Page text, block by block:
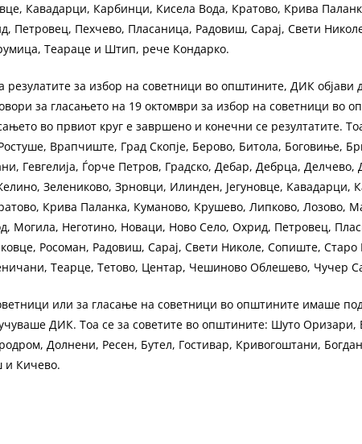
Кавадарци, Карбинци, Кисела Вода, Кратово, Крива
Петровец, Пехчево, Пласаница, Радовиш, Сарај, Свети
Теараце и Штип, рече Кондарко.
резулатите за избор на советници во општините, ДИК
за гласањето на 19 октомври за избор на советници во
во првиот круг е завршено и конечни се резултатите.
Врапчиште, Град Скопје, Берово, Битола, Боговиње,
Гевгелија, Ѓорче Петров, Градско, Дебар, Дебрца,
Зелениково, Зрновци, Илинден, Јегуновце, Кавадарци,
Крива Паланка, Куманово, Крушево, Липково, Лозово,
Могила, Неготино, Новаци, Ново Село, Охрид, Петровец,
Росоман, Радовиш, Сарај, Свети Николе, Сопиште, Старо
Теарце, Тетово, Центар, Чешиново Облешево, Чучер
или за гласање на советници во општините имаше
ДИК. Тоа се за советите во општините: Шуто Оризари,
Долнени, Ресен, Бутел, Гостивар, Кривогоштани,
и Кичево.